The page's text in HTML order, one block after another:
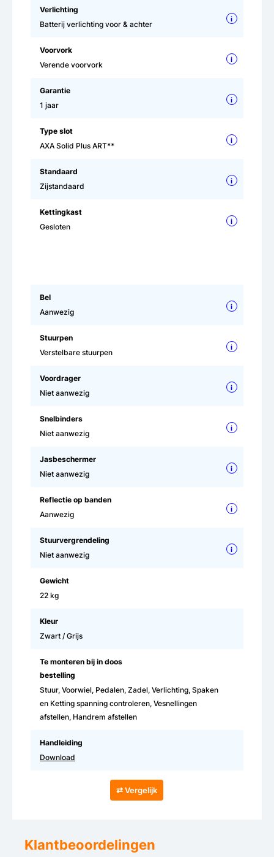
Verlichting
Batterij verlichting voor & achter
i
Voorvork
Verende voorvork
i
Garantie
1 jaar
i
Type slot
AXA Solid Plus ART**
i
Standaard
Zijstandaard
i
Kettingkast
Gesloten
i
Bel
Aanwezig
i
Stuurpen
Verstelbare stuurpen
i
Voordrager
Niet aanwezig
i
Snelbinders
Niet aanwezig
i
Jasbeschermer
Niet aanwezig
i
Reflectie op banden
Aanwezig
i
Stuurvergrendeling
Niet aanwezig
i
Gewicht
22 kg
Kleur
Zwart / Grijs
Te monteren bij in doos
bestelling
Stuur, Voorwiel, Pedalen, Zadel, Verlichting, Spaken
en Ketting spanning controleren, Vesnellingen
afstellen, Handrem afstellen
Handleiding
Download
⇄ Vergelijk
Klantbeoordelingen